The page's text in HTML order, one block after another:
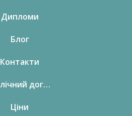
Дипломи
Блог
Контакти
Публічний договір
Ціни